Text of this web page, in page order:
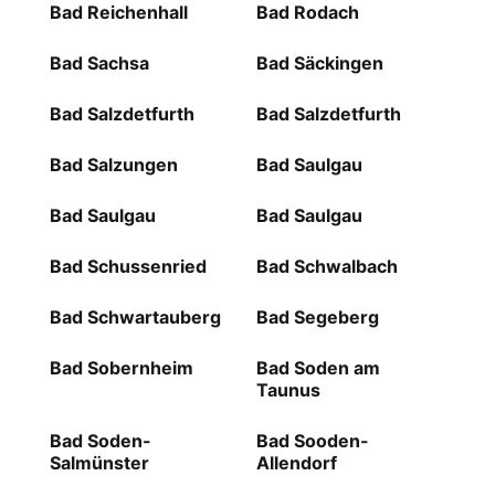
Bad Reichenhall Bad Rodach
Bad Sachsa Bad Säckingen
Bad Salzdetfurth Bad Salzdetfurth
Bad Salzungen Bad Saulgau
Bad Saulgau Bad Saulgau
Bad Schussenried Bad Schwalbach
Bad Schwartauberg Bad Segeberg
Bad Sobernheim
Bad Soden am
Taunus
Bad Soden-
Salmünster
Bad Sooden-
Allendorf